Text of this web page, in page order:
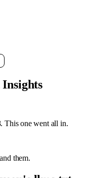
This one went all in.
them.